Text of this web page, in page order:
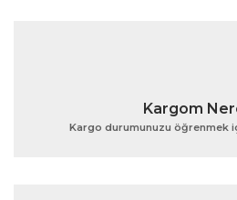
Ürün açıklamasında eksik
Kargom
Kargo durumunuzu öğrenmek